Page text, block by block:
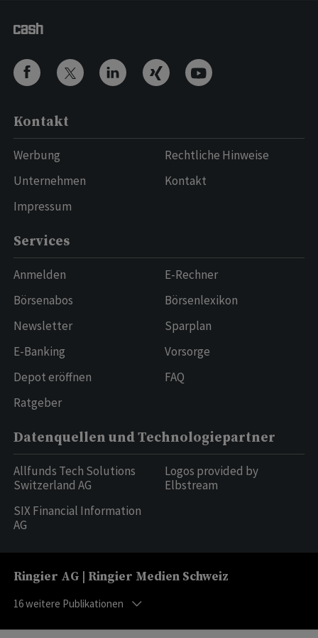
Kontakt
Werbung
Unternehmen
Impressum
Rechtliche Hinweise
Kontakt
Services
Anmelden
Börsenabos
Newsletter
E-Banking
Depot eröffnen
Ratgeber
E-Rechner
Börsenlexikon
Sparplan
Vorsorge
FAQ
Datenquellen und Technologiepartner
Allfunds Tech Solutions
Switzerland AG
SIX Financial Information
AG
Logos provided by
Elbstream
Ringier AG | Ringier Medien Schweiz
16weitere Publikationen